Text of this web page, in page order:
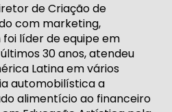
de Criação de
com marketing,
líder de equipe em
30 anos, atendeu
Latina em vários
automobilística a
alimentício ao financeiro